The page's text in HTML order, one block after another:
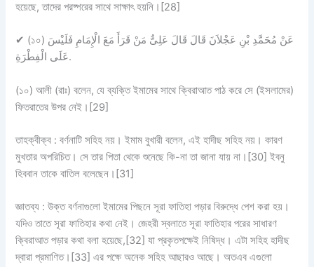
হয়েছে, তাদের পরষ্পরের সাথে সাক্ষাৎ হয়নি।[28]
✔ (১০) عَنْ مُحَمَّدِ بْنِ عَجْلاَنَ قَالَ قَالَ عَلِىٌّ مَنْ قَرَأَ مَعَ الْإِمَامِ فَلَيْسَ
عَلَى الْفِطْرَةِ.
(১০) আলী (রাঃ) বলেন, যে ব্যক্তি ইমামের সাথে ক্বিরাআত পাঠ করে সে (ইসলামের)
ফিতরাতের উপর নেই।[29]
তাহক্বীক্ব : বর্ণনাটিসহিহ নয়। ইমাম বুখারী বলেন, এই হাদীছ সহিহ নয়। কারণ
মুখতার অপরিচিত। সে তার পিতা থেকে শুনেছে কি-না তা জানা যায় না।[30] ইবনু
হিববান তাকে বাতিল বলেছেন।[31]
জ্ঞাতব্য : উক্ত বর্ণনাগুলো ইমামের পিছনে সূরা ফাতিহা পড়ার বিরুদ্ধে পেশ করা হয়।
যদিও তাতে সূরা ফাতিহার কথা নেই। জেহরী স্বলাতে সূরা ফাতিহার পরের সাধারণ
ক্বিরাআত পড়ার কথা বলা হয়েছে,[32] যা প্রকৃতপক্ষেই নিষিদ্ধ। এটা সহিহ হাদীছ
দ্বারা প্রমাণিত।[33] এর পক্ষে অনেক সহিহ আছারও আছে। অতএব এগুলো